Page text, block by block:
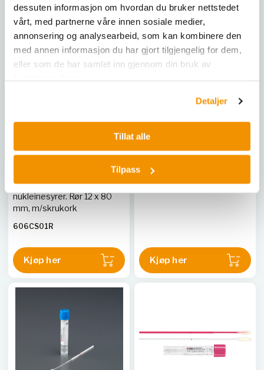
dessuten informasjon om hvordan du bruker nettstedet
vårt, med partnerne våre innen sosiale medier,
annonsering og analysearbeid, som kan kombinere den
med annen informasjon du har gjort tilgjengelig for dem,
eller som de har samlet inn gjennom din bruk av
Detaljer
Tillat alle
Tilpass
regulær flock swab, pk à
transport, stabilisering og
preservering av
nukleinesyrer. Rør 12 x 80
mm, m/skrukork
606CS01R
Kjøp her
6E001S.RD
Kjøp her